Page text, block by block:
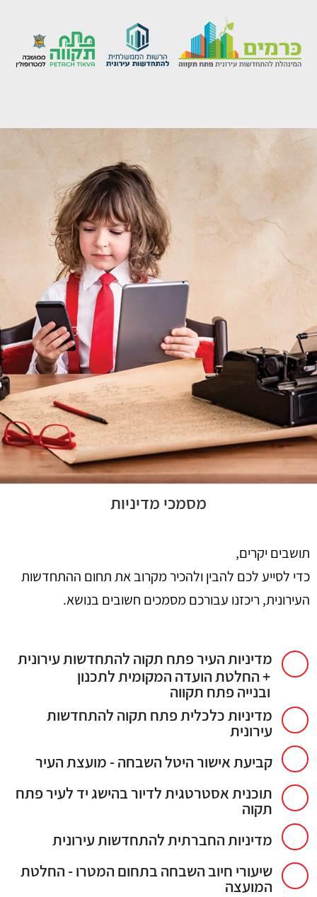
מסמכי מדיניות
תושבים יקרים,
כדי לסייע לכם להבין ולהכיר מקרוב את תחום ההתחדשות
העירונית, ריכזנו עבורכם מסמכים חשובים בנושא.
מדיניות העיר פתח תקוה להתחדשות עירונית
+ החלטת הועדה המקומית לתכנון
ובנייה פתח תקווה
מדיניות כלכלית פתח תקוה להתחדשות
עירונית
קביעת אישור היטל השבחה - מועצת העיר
תוכנית אסטרטגית לדיור בהישג יד לעיר פתח
תקוה
מדיניות החברתית להתחדשות עירונית
שיעורי חיוב השבחה בתחום המטרו​​ - החלטת
המועצה